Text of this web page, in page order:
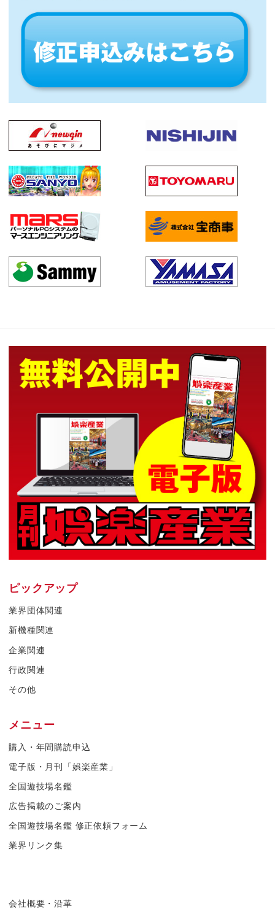
ピックアップ
業界団体関連
新機種関連
企業関連
行政関連
その他
メニュー
購入・年間購読申込
電子版・月刊「娯楽産業」
全国遊技場名鑑
広告掲載のご案内
全国遊技場名鑑 修正依頼フォーム
業界リンク集
会社概要・沿革